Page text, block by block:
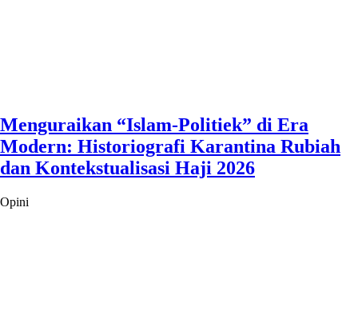
Menguraikan “Islam-Politiek” di Era
Modern: Historiografi Karantina Rubiah
dan Kontekstualisasi Haji 2026
Opini